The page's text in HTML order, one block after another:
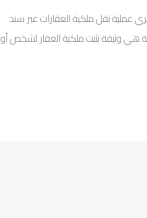
عملية نقل ملكية العقارات عبر سند
هي وثيقة تثبت ملكية العقار لشخص أو